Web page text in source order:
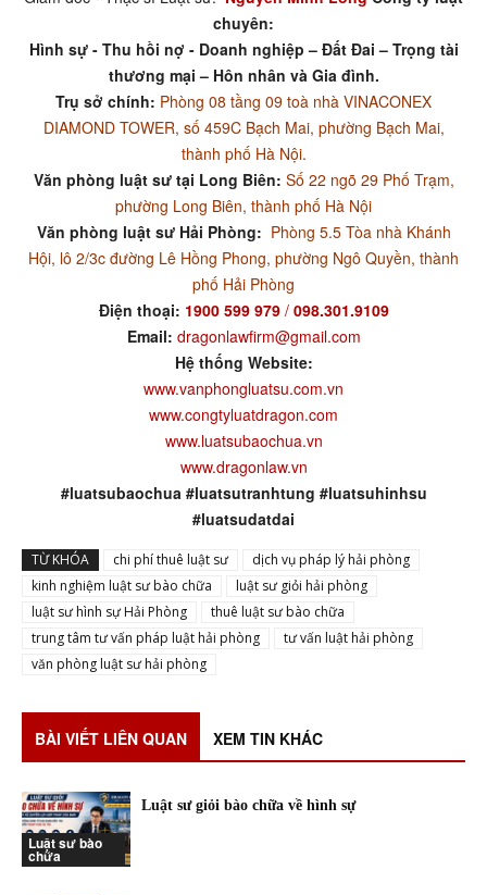
chuyên:
Hình sự - Thu hồi nợ - Doanh nghiệp – Đất Đai – Trọng tài
thương mại – Hôn nhân và Gia đình.
Trụ sở chính: Phòng 08 tầng 09 toà nhà VINACONEX
DIAMOND TOWER, số 459C Bạch Mai, phường Bạch Mai,
thành phố Hà Nội.
Văn phòng luật sư tại Long Biên: Số 22 ngõ 29 Phố Trạm,
phường Long Biên, thành phố Hà Nội
Văn phòng luật sư Hải Phòng: Phòng 5.5 Tòa nhà Khánh
Hội, lô 2/3c đường Lê Hồng Phong, phường Ngô Quyền, thành
phố Hải Phòng
Điện thoại: 1900 599 979/ 098.301.9109
Email: dragonlawfirm@gmail.com
Hệ thống Website:
www.vanphongluatsu.com.vn
www.congtyluatdragon.com
www.luatsubaochua.vn
www.dragonlaw.vn
#luatsubaochua #luatsutranhtung #luatsuhinhsu
#luatsudatdai
TỪ KHÓA chi phí thuê luật sư
dịch vụ pháp lý hải phòng
kinh nghiệm luật sư bào chữa
luật sư giỏi hải phòng
luật sư hình sự Hải Phòng
thuê luật sư bào chữa
trung tâm tư vấn pháp luật hải phòng
tư vấn luật hải phòng
văn phòng luật sư hải phòng
BÀI VIẾT LIÊN QUAN XEM TIN KHÁC
Luật sư bào
chữa
Luật sư giỏi bào chữa về hình sự